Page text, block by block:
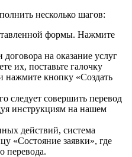
несколько шагов:
формы. Нажмите
на оказание услуг
их, поставьте галочку
нажмите кнопку «Создать
следует совершить перевод
инструкциям на нашем
действий, система
«Состояние заявки», где
перевода.